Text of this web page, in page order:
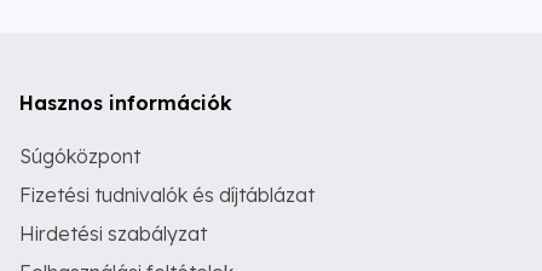
Hasznos információk
Súgóközpont
Fizetési tudnivalók és díjtáblázat
Hirdetési szabályzat